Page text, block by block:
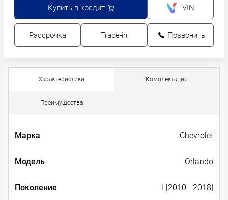
Купить в кредит VIN
Рассрочка Trade-in Позвонить
Характеристики Комплектация
Преимущества
Марка Chevrolet
Модель Orlando
Поколение I [2010 - 2018]